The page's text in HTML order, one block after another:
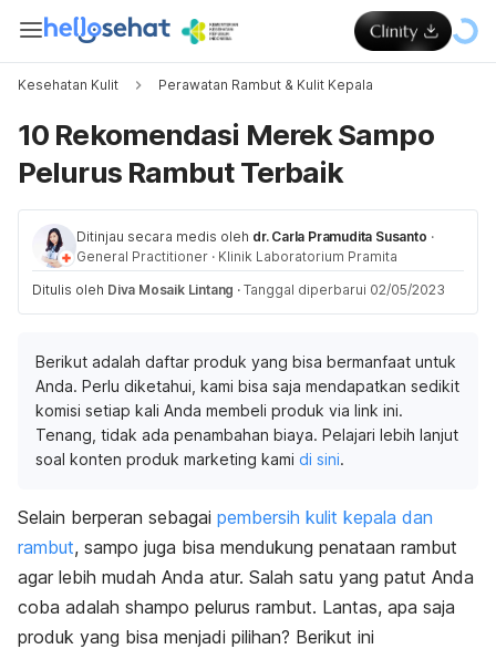
Kesehatan Kulit Perawatan Rambut & Kulit Kepala
10 Rekomendasi Merek Sampo
Pelurus Rambut Terbaik
Ditinjau secara medis oleh dr. Carla Pramudita Susanto ·
General Practitioner · Klinik Laboratorium Pramita
Ditulis oleh Diva Mosaik Lintang · Tanggal diperbarui 02/05/2023
Berikut adalah daftar produk yang bisa bermanfaat untuk
Anda. Perlu diketahui, kami bisa saja mendapatkan sedikit
komisi setiap kali Anda membeli produk via link ini.
Tenang, tidak ada penambahan biaya. Pelajari lebih lanjut
soal konten produk marketing kami di sini.
Selain berperan sebagai pembersih kulit kepala dan
rambut, sampo juga bisa mendukung penataan rambut
agar lebih mudah Anda atur. Salah satu yang patut Anda
coba adalah shampo pelurus rambut. Lantas, apa saja
produk yang bisa menjadi pilihan? Berikut ini